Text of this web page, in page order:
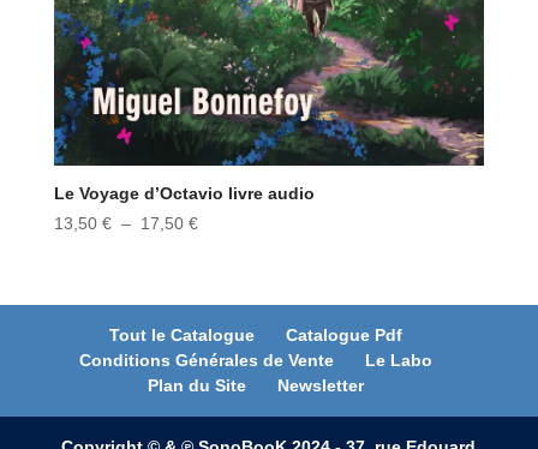
Le Voyage d’Octavio livre audio
13,50 € – 17,50 €Plage
13,50 €
à
17,50 €
Tout le Catalogue
Catalogue Pdf
Conditions Générales de Vente
Le Labo
Plan du Site
Newsletter